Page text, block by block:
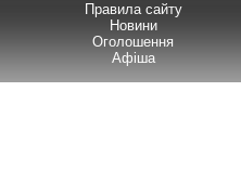
Правила сайту
Новини
Оголошення
Афіша